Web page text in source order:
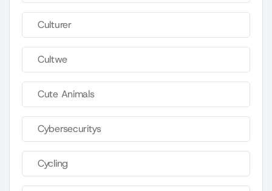
Culturer
Cultwe
Cute Animals
Cybersecuritys
Cycling